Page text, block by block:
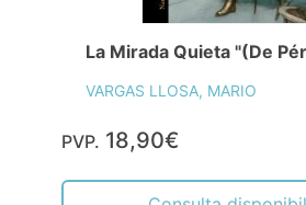
La Mirada Quieta "(De
VARGAS LLOSA, MARIO
PVP. 18,90€